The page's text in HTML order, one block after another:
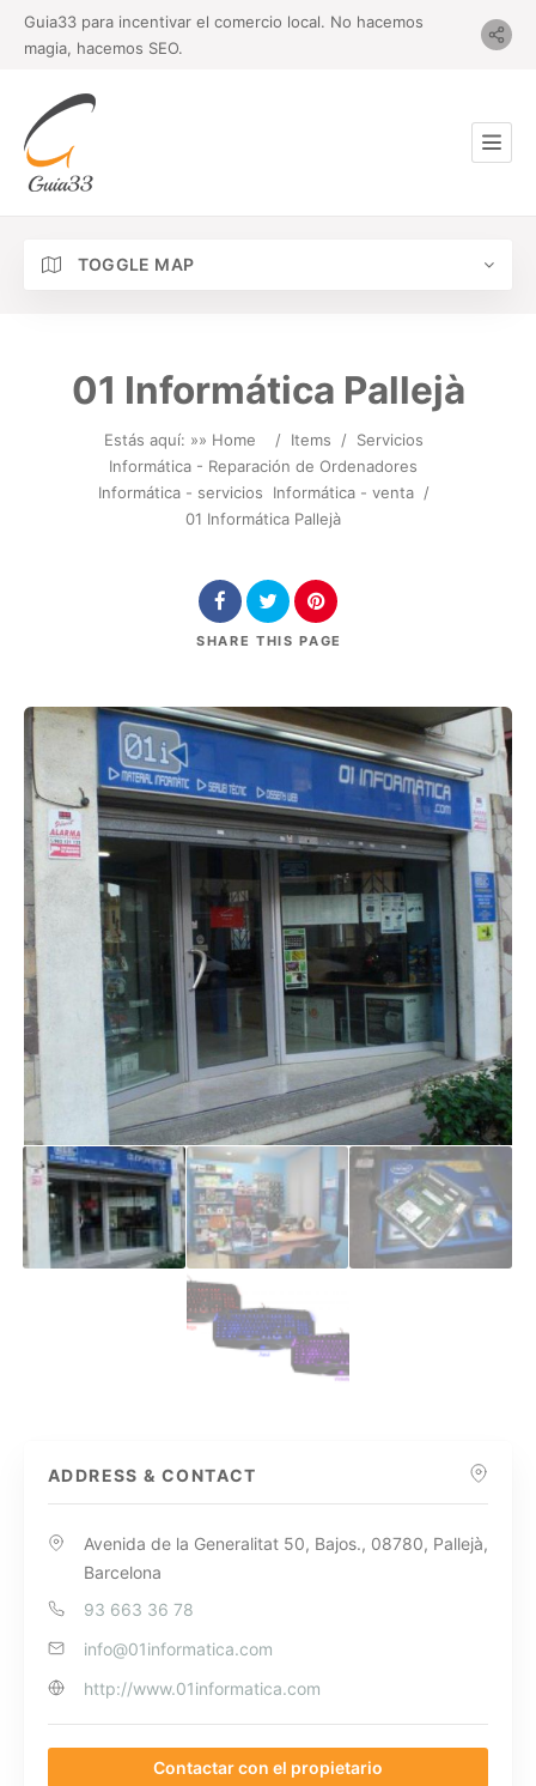
Guia33 para incentivar el comercio local. No hacemos
magia, hacemos SEO.
TOGGLE MAP
01 Informática Pallejà
Estás aquí: »» Home / Items / Servicios
Informática - Reparación de Ordenadores
Informática - servicios
Informática - venta /
01 Informática Pallejà
SHARE THIS PAGE
ADDRESS & CONTACT
Avenida de la Generalitat 50, Bajos., 08780, Pallejà,
Barcelona
93 663 36 78
info@01informatica.com
http://www.01informatica.com
Contactar con el propietario